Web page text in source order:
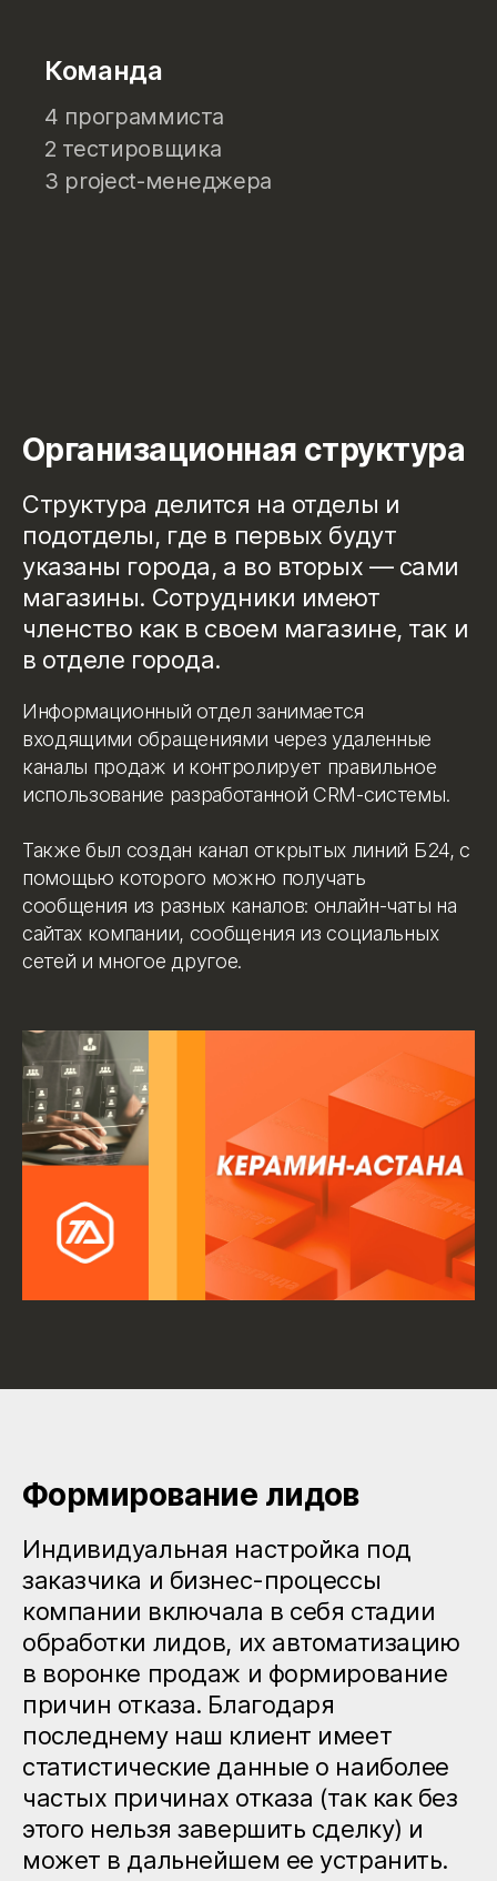
Команда
4 программиста
2 тестировщика
3 project-менеджера
Организационная структура
Структура делится на отделы и
подотделы, где в первых будут
указаны города, а во вторых — сами
магазины. Сотрудники имеют
членство как в своем магазине, так и
в отделе города.
Информационный отдел занимается
входящими обращениями через удаленные
каналы продаж и контролирует правильное
использование разработанной CRM-системы.
Также был создан канал открытых линий Б24, с
помощью которого можно получать
сообщения из разных каналов: онлайн-чаты на
сайтах компании, сообщения из социальных
сетей и многое другое.
Формирование лидов
Индивидуальная настройка под
заказчика и бизнес-процессы
компании включала в себя стадии
обработки лидов, их автоматизацию
в воронке продаж и формирование
причин отказа. Благодаря
последнему наш клиент имеет
статистические данные о наиболее
частых причинах отказа (так как без
этого нельзя завершить сделку) и
может в дальнейшем ее устранить.